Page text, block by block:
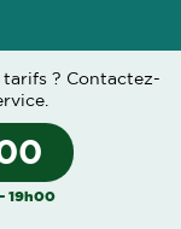
tarifs ? Contactez-
19h00